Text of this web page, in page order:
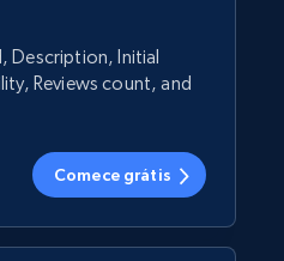
Description, Initial
Reviews count, and
Comece grátis